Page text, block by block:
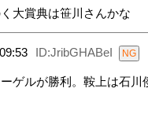
大賞典は笹川さんかな
ID:JribGHABeI
ゲルが勝利。鞍上は石川